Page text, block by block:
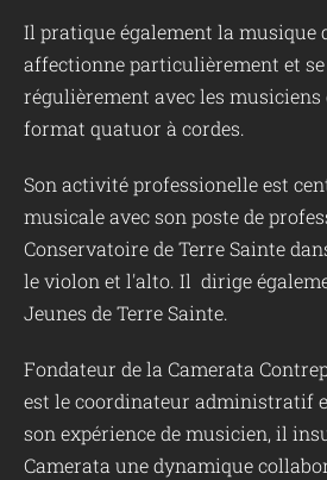
Il pratique également la musique
affectionne particulièrement et
régulièrement avec les musiciens
format quatuor à cordes.
Son activité professionelle est
musicale avec son poste de
Conservatoire de Terre Sainte
le violon et l'alto. Il dirige
Jeunes de Terre Sainte.
Fondateur de la Camerata
est le coordinateur administratif
son expérience de musicien, il
Camerata une dynamique